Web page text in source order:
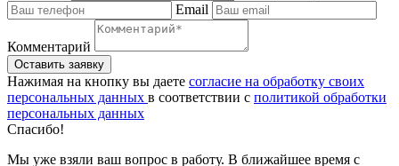
Email
Комментарий
Нажимая на кнопку вы даете согласие на обработку своих
персональных данных в соответствии с политикой обработки
персональных данных
Спасибо!
Мы уже взяли ваш вопрос в работу. В ближайшее время с